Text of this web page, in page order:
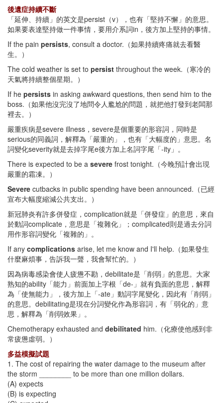
後遺症持續不斷
「延伸、持續」的英文是persist（v），也有「堅持不懈」的意思。
如果要表達堅持做一件事情，要用介系詞in，後方加上堅持的事情。
If the pain persists, consult a doctor.（如果持續疼痛就去看醫
生。）
The cold weather is set to persist throughout the week.（寒冷的
天氣將持續整個星期。）
If he persists in asking awkward questions, then send him to the
boss.（如果他沒完沒了地問令人尷尬的問題，就把他打發到老闆那
裡去。）
嚴重疾病是severe illness，severe是個重要的形容詞，同時是
serious的同義詞，解釋為「嚴重的」，也有「大幅度的」意思。名
詞變化severity就是去掉字尾e後方加上名詞字尾「-ity」。
There is expected to be a severe frost tonight.（今晚預計會出現
嚴重的霜凍。）
Severe cutbacks in public spending have been announced.（已經
宣布大幅度縮減公共支出。）
新冠肺炎有許多併發症，complication就是「併發症」的意思，來自
於動詞complicate，意思是「複雜化」；complicated則是過去分詞
用作形容詞變化「複雜的」。
If any complications arise, let me know and I'll help.（如果發生
什麼麻煩事，告訴我一聲，我會幫忙的。）
因為病毒感染會使人疲憊不勘，debilitate是「削弱」的意思。大家
熟知的ability「能力」前面加上字根「de-」就有負面的意思，解釋
為「使無能力」，後方加上「-ate」動詞字尾變化，因此有「削弱」
的意思。debilitating是現在分詞變化作為形容詞，有「弱化的」意
思，解釋為「削弱效果」。
Chemotherapy exhausted and debilitated him.（化療使他感到非
常疲憊虛弱。）
多益模擬試題
1. The cost of repairing the water damage to the museum after
the storm ________ to be more than one million dollars.
(A) expects
(B) is expecting